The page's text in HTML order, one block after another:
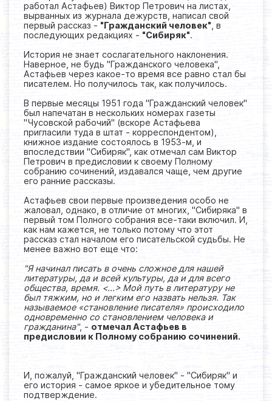
работал Астафьев) Виктор Петрович на листах,
вырванных из журнала дежурств, написал свой
первый рассказ - "Гражданский человек" , в
последующих редакциях - "Сибиряк".
История не знает сослагательного наклонения.
Наверное, не будь "Гражданского человека",
Астафьев через какое-то время все равно стал бы
писателем. Но получилось так, как получилось.
В первые месяцы 1951 года "Гражданский человек"
был напечатан в нескольких номерах газеты
"Чусовской рабочий" (вскоре Астафьева
пригласили туда в штат - корреспондентом),
книжное издание состоялось в 1953-м, и
впоследствии "Сибиряк", как отмечал сам Виктор
Петрович в предисловии к своему Полному
собранию сочинений, издавался чаще, чем другие
его ранние рассказы.
Астафьев свои первые произведения особо не
жаловал, однако, в отличие от многих, "Сибиряка" в
первый том Полного собрания все-таки включил. И,
как нам кажется, не только потому что этот
рассказ стал началом его писательской судьбы. Не
менее важно вот еще что:
"Я начинал писать в очень сложное для нашей
литературы, да и всей культуры, да и для всего
общества, время. <...> Мой путь в литературу не
был тяжким, но и легким его назвать нельзя. Так
называемое «становление писателя» происходило
одновременно со становлением человека и
гражданина", - отмечал Астафьев в
предисловии к Полному собранию сочинений.
И, пожалуй, "Гражданский человек" - "Сибиряк" и
его история - самое яркое и убедительное тому
подтверждение.